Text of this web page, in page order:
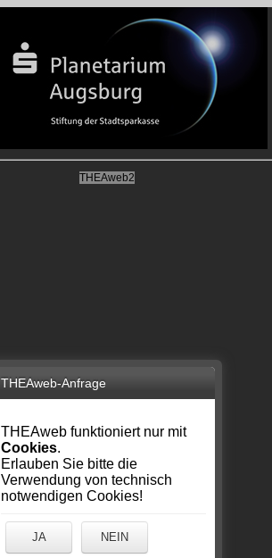
THEAweb2
THEAweb-Anfrage
THEAweb funktioniert nur mit
Cookies.
Erlauben Sie bitte die
Verwendung von technisch
notwendigen Cookies!
JA NEIN